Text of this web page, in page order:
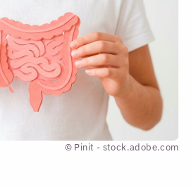
© Pinit - stock.adobe.com